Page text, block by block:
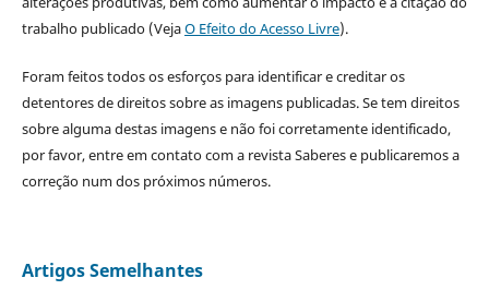
trabalho publicado (VejaO Efeito do Acesso Livre).
Foram feitos todos os esforços para identificar e creditar os
detentores de direitos sobre as imagens publicadas. Se tem direitos
sobre alguma destas imagens e não foi corretamente identificado,
por favor, entre em contato com a revista Saberes e publicaremos a
correção num dos próximos números.
Artigos Semelhantes